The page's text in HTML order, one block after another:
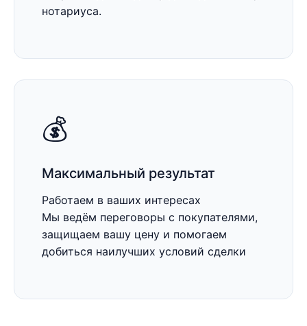
нотариуса.
💰
Максимальный результат
Работаем в ваших интересах
Мы ведём переговоры с покупателями,
защищаем вашу цену и помогаем
добиться наилучших условий сделки